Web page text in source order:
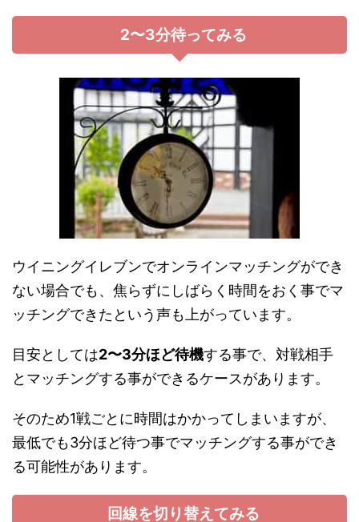
2〜3分待ってみる
ウイニングイレブンでオンラインマッチングができ
ない場合でも、焦らずにしばらく時間をおく事でマ
ッチングできたという声も上がっています。
目安としては2〜3分ほど待機する事で、対戦相手
とマッチングする事ができるケースがあります。
そのため1戦ごとに時間はかかってしまいますが、
最低でも3分ほど待つ事でマッチングする事ができ
る可能性があります。
回線を切り替えてみる